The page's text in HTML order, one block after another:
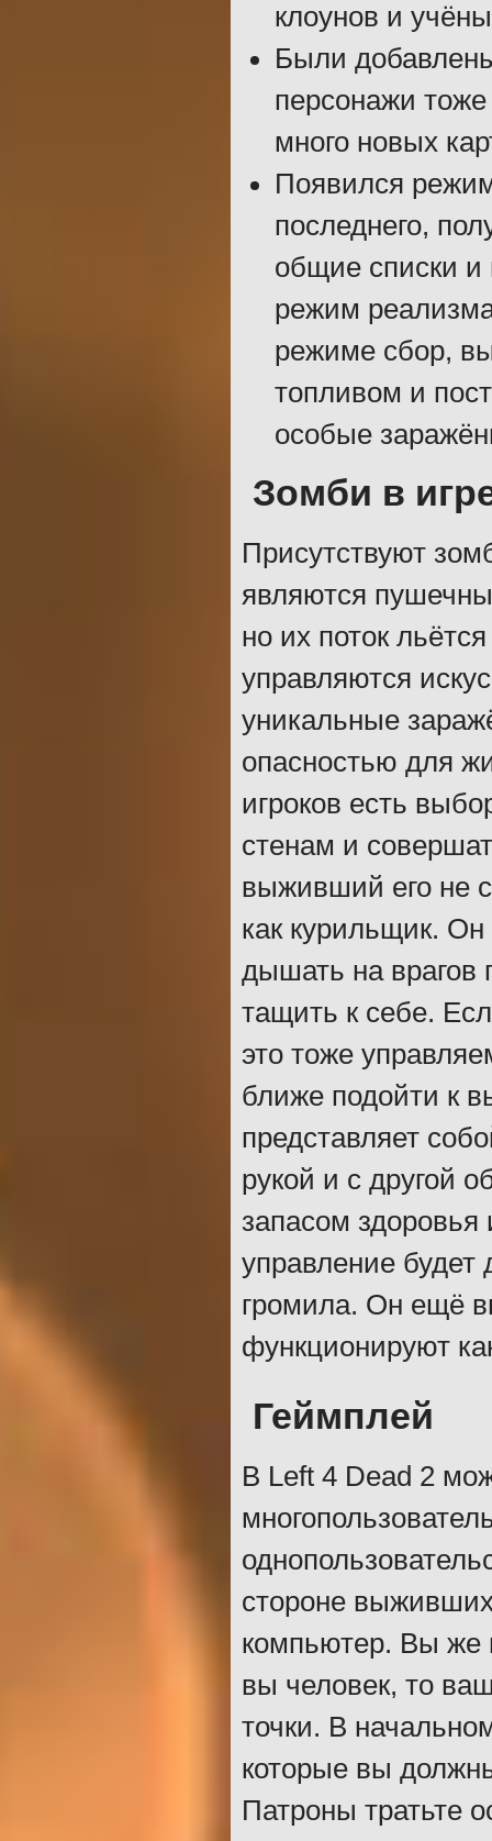
клоунов и
Были
персонажи
много новых
Появился
последнего,
общие списки и
режим
режиме сбор,
топливом и
особые
Зомби в
Присутствуют
являются
но их поток
управляются
уникальные
опасностью для
игроков есть
стенам и
выживший его не
как курильщик.
дышать на врагов
тащить к себе.
это тоже
ближе подойти к
представляет
рукой и с другой
запасом
управление будет
громила. Он ещё
функционируют
Геймплей
В Left 4 Dead 2
стороне
компьютер. Вы же
вы человек, то
точки. В
которые вы
Патроны тратьте